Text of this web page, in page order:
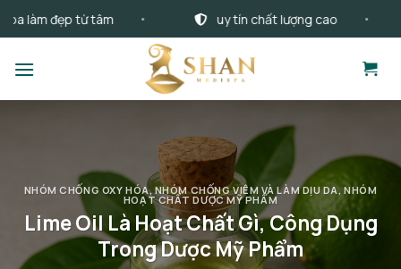
dung
đẹp từ tâm uy tín chất lượng cao
NHÓM CHỐNG OXY HÓA,NHÓM CHỐNG VIÊM VÀ LÀM DỊU DA,NHÓM
HOẠT CHẤT DƯỢC MỸ PHẨM
Lime Oil Là Hoạt Chất Gì, Công Dụng
Trong Dược Mỹ Phẩm